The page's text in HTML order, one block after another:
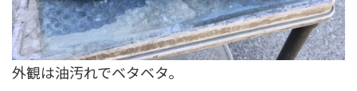
外観は油汚れでベタベタ。